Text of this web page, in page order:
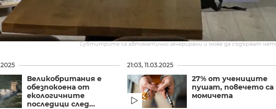
Субтитрите са автоматично генерирани и може да съдържат
Великобритания е
обезпокоена от
екологичните
последици след...
21:03, 11.03.2025
27% от учениците
пушат, повечето са
момичета